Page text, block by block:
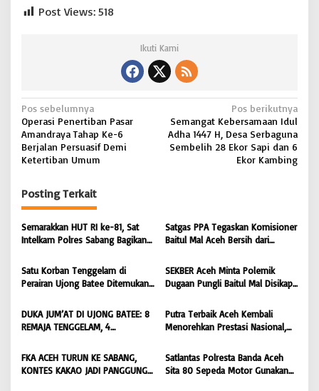
Post Views: 518
Ikuti Kami
N
a
v
g
a
s
p
o
s
Pos sebelumnya
Operasi Penertiban Pasar
Amandraya Tahap Ke-6
Berjalan Persuasif Demi
Ketertiban Umum
Pos berikutnya
Semangat Kebersamaan Idul
Adha 1447 H, Desa Serbaguna
Sembelih 28 Ekor Sapi dan 6
Ekor Kambing
Posting Terkait
Semarakkan HUT RI ke-81, Sat
Intelkam Polres Sabang Bagikan
Masyarakat |
BONGKAR’Perkara.com
Satgas PPA Tegaskan Komisioner
Baitul Mal Aceh Bersih dari
Masyarakat Diminta Hentikan
Penyebaran Hoaks | BONGKAR
‘Perkara.com
Satu Korban Tenggelam di
Perairan Ujong Batee Ditemukan,
Pencarian Satu Korban Lain |
BONGKAR ‘Perkara.com
SEKBER Aceh Minta Polemik
Dugaan Pungli Baitul Mal Disikapi
Hukum terhadap Oknum |
BONGKAR ‘Perkara.com
DUKA JUM’AT DI UJONG BATEE: 8
REMAJA TENGGELAM, 4
DICARI | BONGKAR ‘Perkara.com
Putra Terbaik Aceh Kembali
Menorehkan Prestasi Nasional,
Dipromosikan Menjadi
Koordinator JAM Pidum
Kejaksaan Agung RI |
FKA ACEH TURUN KE SABANG,
KONTES KAKAO JADI PANGGUNG
Satlantas Polresta Banda Aceh
Sita 80 Sepeda Motor Gunakan